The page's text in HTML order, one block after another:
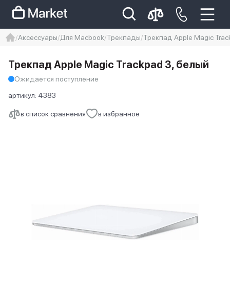
Iphone 14 pro max
айфон 14
Аксессуары Для Macbook Трекпады Трекпад Apple Magic
в список сравнения в избранное
Трекпад Apple Magic Trackpad 3, белый
Ожидается поступление
артикул: 4383